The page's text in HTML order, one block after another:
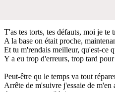
T'as tes torts, tes défauts, moi je te
A la base on était proche,
Et tu m'rendais meilleur, qu'est-ce
Y a eu trop d'erreurs, trop tard
Peut-être qu le temps va tout
Arrête de m'suivre j'essaie de m'en